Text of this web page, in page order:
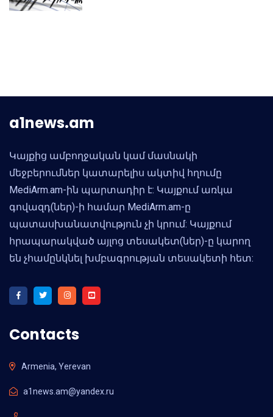
a1news.am
Կայքից ամբողջական կամ մասնակի
մեջբերումներ կատարելիս ակտիվ հղումը
MediArm.am-ին պարտադիր է: Կայքում առկա
գովազդ(ներ)-ի համար MediArm.am-ը
պատասխանատվություն չի կրում: Կայքում
հրապարակված այլոց տեսակետ(ներ)-ը կարող
են չհամընկնել խմբագրության տեսակետի հետ:
Contacts
Armenia, Yerevan
a1news.am@yandex.ru